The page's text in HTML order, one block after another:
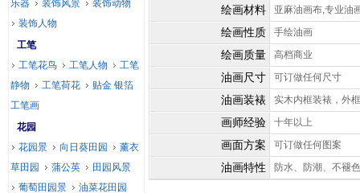
绘画材料 亚麻油画布,专业油
绘画性质 手绘油画
绘画质量 高档商业
油画尺寸 可订做任何尺寸
油画装裱 实木内框装裱，外
画师经验 十年以上
画面方案 可订做任何图案
油画特性 防水、防潮、不褪色
乐器 装饰风景
装饰动物
装饰人物
工笔
工笔花鸟
工笔人物
工笔
静物
工笔荷花
贴金 银箔
工笔画
花园
花园景
向日葵田园
薰衣
草田园
蒲公英
田园风景
葡萄田园景
油菜花田园